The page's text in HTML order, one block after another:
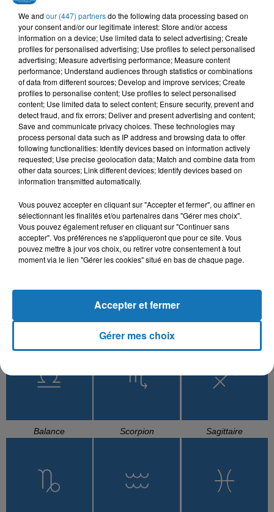
NAWAL EL ZOGHBI
Cute
MOHA K
Salamalek
KADER JAPONAIS,
KEDYM
Mazal Mazal
L'HOROSCOPE
Bélier Taureau Gémeaux
Balance Scorpion Sagittaire
We and our (447) partnersdo the following data processing based on
your consent and/or our legitimate interest: Store and/or access
information on a device; Use limited data to select advertising; Create
profiles for personalised advertising; Use profiles to select personalised
advertising; Measure advertising performance; Measure content
performance; Understand audiences through statistics or combinations
of data from different sources; Develop and improve services; Create
profiles to personalise content; Use profiles to select personalised
content; Use limited data to select content; Ensure security, prevent and
detect fraud, and fix errors; Deliver and present advertising and content;
Save and communicate privacy choices. These technologies may
process personal data such as IP address and browsing data to offer
following functionalities: Identify devices based on information actively
requested; Use precise geolocation data; Match and combine data from
other data sources; Link different devices; Identify devices based on
information transmitted automatically.
Vous pouvez accepter en cliquant sur "Accepter et fermer", ou affiner en
sélectionnant les finalités et/ou partenaires dans "Gérer mes choix".
Vous pouvez également refuser en cliquant sur "Continuer sans
accepter". Vos préférences ne s'appliqueront que pour ce site. Vous
pouvez mettre à jour vos choix, ou retirer votre consentement à tout
moment via le lien "Gérer les cookies" situé en bas de chaque page.
Gérer mes choix
Accepter et fermer